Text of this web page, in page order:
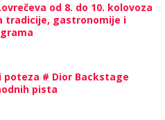
od 8. do 10. kolovoza
tradicije, gastronomije i
poteza # Dior Backstage
pista